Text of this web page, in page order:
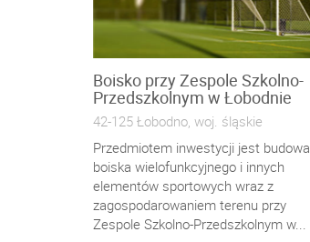
Boisko przy Zespole Szkolno-
Przedszkolnym w Łobodnie
42-125 Łobodno, woj. śląskie
Przedmiotem inwestycji jest budowa
boiska wielofunkcyjnego i innych
elementów sportowych wraz z
zagospodarowaniem terenu przy
Zespole Szkolno-Przedszkolnym w...